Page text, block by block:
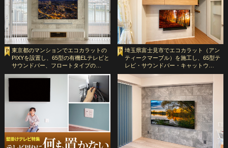
東京都のマンションでエコカラットの
PIXYを設置し、65型の有機ELテレビと
サウンドバー、フロートタイプの…
埼玉県富士見市でエコカラット（アン
ティークマーブル）を施工し、65型テ
レビ・サウンドバー・キャットウ…